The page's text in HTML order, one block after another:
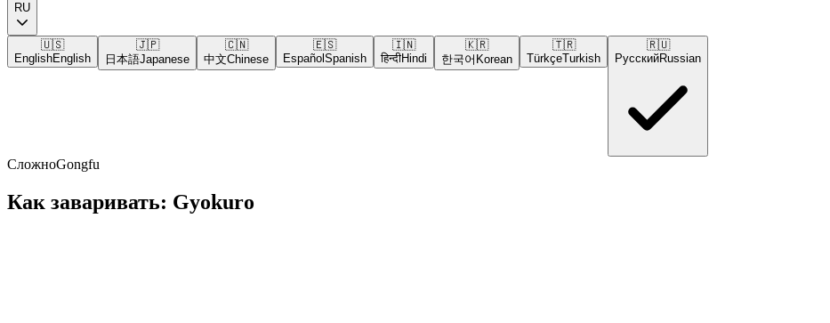
RU
🇺🇸
EnglishEnglish
🇯🇵
日本語Japanese
🇨🇳
中文Chinese
🇪🇸
Español Spanish
🇮🇳
हिन्दीHindi
🇰🇷
한국어 Korean
🇹🇷
TürkçeTurkish
🇷🇺
РусскийRussian
СложноGongfu
Как заваривать: Gyokuro